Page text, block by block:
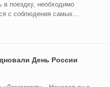
в поездку, необходимо
с соблюдения самых...
День России